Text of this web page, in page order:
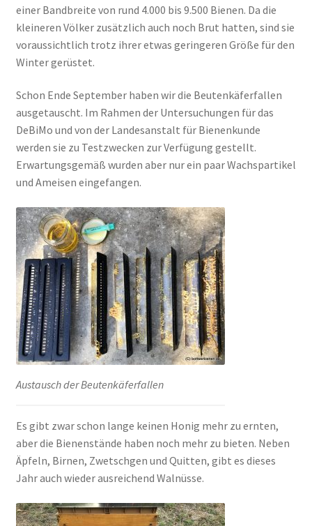
einer Bandbreite von rund 4.000 bis 9.500 Bienen. Da die
kleineren Völker zusätzlich auch noch Brut hatten, sind sie
voraussichtlich trotz ihrer etwas geringeren Größe für den
Winter gerüstet.
Schon Ende September haben wir die Beutenkäferfallen
ausgetauscht. Im Rahmen der Untersuchungen für das
DeBiMo und von der Landesanstalt für Bienenkunde
werden sie zu Testzwecken zur Verfügung gestellt.
Erwartungsgemäß wurden aber nur ein paar Wachspartikel
und Ameisen eingefangen.
Austausch der Beutenkäferfallen
Es gibt zwar schon lange keinen Honig mehr zu ernten,
aber die Bienenstände haben noch mehr zu bieten. Neben
Äpfeln, Birnen, Zwetschgen und Quitten, gibt es dieses
Jahr auch wieder ausreichend Walnüsse.